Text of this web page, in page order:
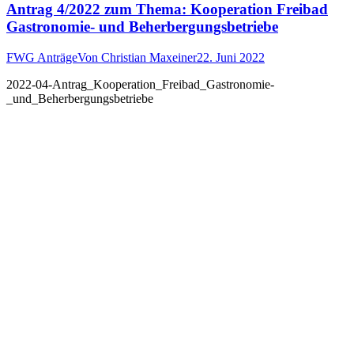
Antrag 4/2022 zum Thema: Kooperation Freibad
Gastronomie- und Beherbergungsbetriebe
FWG AnträgeVon Christian Maxeiner22. Juni 2022
2022-04-Antrag_Kooperation_Freibad_Gastronomie-
_und_Beherbergungsbetriebe